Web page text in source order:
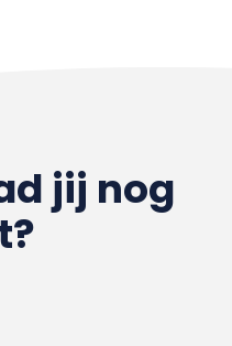
jij nog